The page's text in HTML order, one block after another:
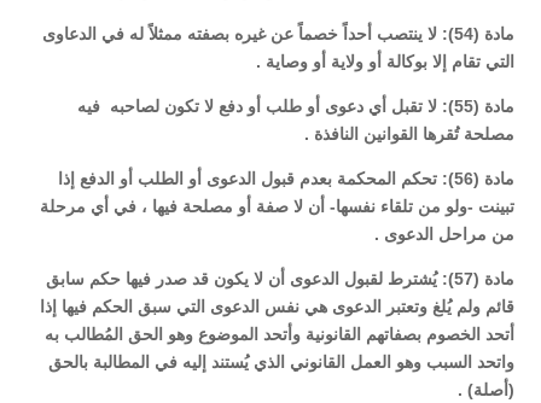
مادة (54): لا ينتصب أحداً خصماً عن غيره بصفته ممثلاً له في الدعاوى
التي تقام إلا بوكالة أو ولاية أو وصاية .
مادة (55): لا تقبل أي دعوى أو طلب أو دفع لا تكون لصاحبه فيه
مصلحة تُقرها القوانين النافذة .
مادة (56): تحكم المحكمة بعدم قبول الدعوى أو الطلب أو الدفع إذا
تبينت -ولو من تلقاء نفسها- أن لا صفة أو مصلحة فيها ، في أي مرحلة
من مراحل الدعوى .
مادة (57): يُشترط لقبول الدعوى أن لا يكون قد صدر فيها حكم سابق
قائم ولم يُلغ وتعتبر الدعوى هي نفس الدعوى التي سبق الحكم فيها إذا
أتحد الخصوم بصفاتهم القانونية وأتحد الموضوع وهو الحق المُطالب به
واتحد السبب وهو العمل القانوني الذي يُستند إليه في المطالبة بالحق
(أصلة) .